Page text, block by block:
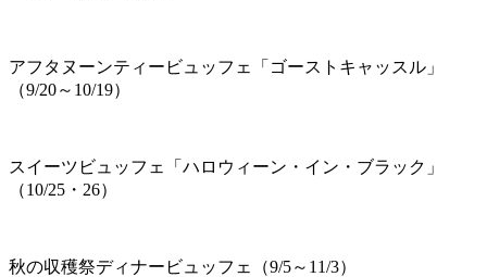
アフタヌーンティービュッフェ「ゴーストキャッスル」
（9/20～10/19）
スイーツビュッフェ「ハロウィーン・イン・ブラック」
（10/25・26）
秋の収穫祭ディナービュッフェ（9/5～11/3）